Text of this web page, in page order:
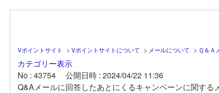
Vポイントサイト > Vポイントサイトについて > メールについて > Ｑ＆Ａ
カテゴリー表示
No : 43754
公開日時 : 2024/04/22 11:36
Q&Aメールに回答したあとにくるキャンペーンに関する